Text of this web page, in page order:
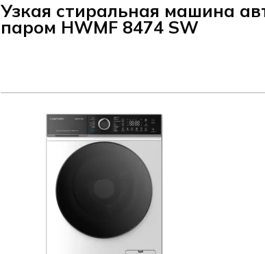
составляла
28990,00 ₽.
23000,00 ₽.
Узкая стиральная машина
паром HWMF 8474 SW